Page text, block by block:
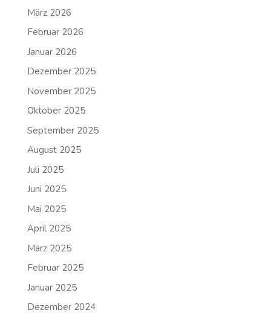
März 2026
Februar 2026
Januar 2026
Dezember 2025
November 2025
Oktober 2025
September 2025
August 2025
Juli 2025
Juni 2025
Mai 2025
April 2025
März 2025
Februar 2025
Januar 2025
Dezember 2024